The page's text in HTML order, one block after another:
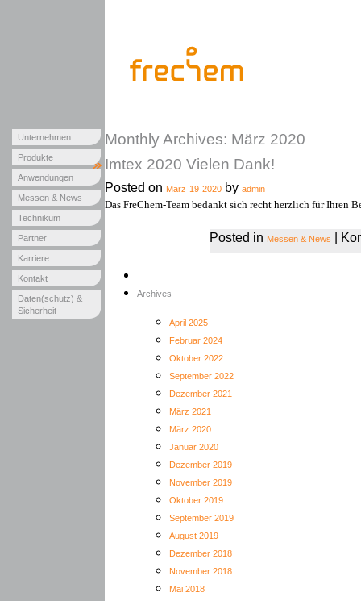
Unternehmen
Produkte
Anwendungen
Messen & News
Technikum
Partner
Karriere
Kontakt
Daten(schutz) &
Sicherheit
Monthly Archives: März 2020
Imtex 2020 Vielen Dank!
Posted on März 19 2020 by admin
Das FreChem-Team bedankt sich recht herzlich für Ihren
Posted in Messen & News
Archives
April 2025
Februar 2024
Oktober 2022
September 2022
Dezember 2021
März 2021
März 2020
Januar 2020
Dezember 2019
November 2019
Oktober 2019
September 2019
August 2019
Dezember 2018
November 2018
Mai 2018